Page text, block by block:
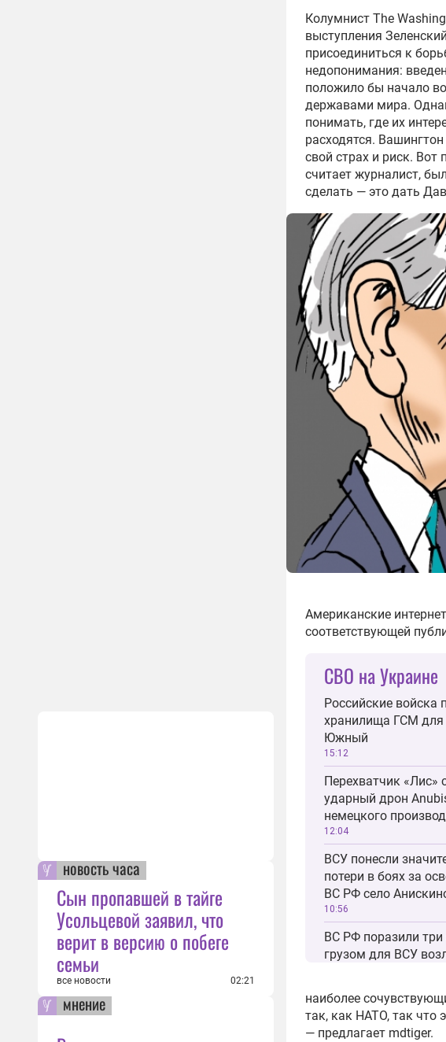
новость часа
Сын пропавшей в тайге
Усольцевой заявил, что
верит в версию о побеге
семьи
все новости 02:21
мнение
Колумнист The
выступления
присоединиться к
недопонимания:
положило бы начало
державами мира.
понимать, где их
расходятся.
свой страх и риск. Вот
считает журналист,
сделать — это дать
Американские
соответствующей
СВО на Украине
Российские войска
хранилища ГСМ для
Южный
15:12
Перехватчик «Лис»
ударный дрон
немецкого
12:04
ВСУ понесли
потери в боях за
ВС РФ село
10:56
ВС РФ поразили три
грузом для ВСУ
Огонь в тылу: ВС
методично
наиболее
так, как НАТО, так что
— предлагает mdtiger.